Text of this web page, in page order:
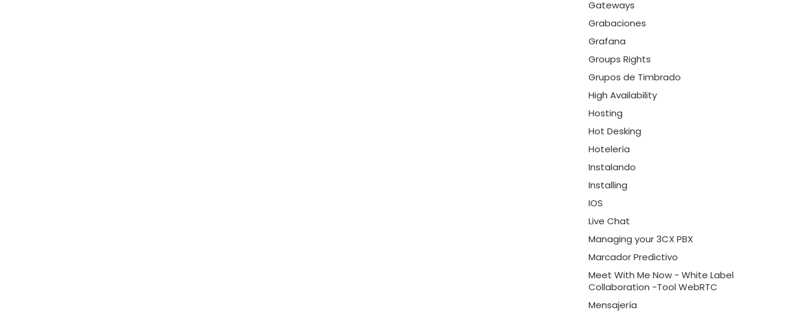
Gateways
Grabaciones
Grafana
Groups Rights
Grupos de Timbrado
High Availability
Hosting
Hot Desking
Hotelería
Instalando
Installing
IOS
Live Chat
Managing your 3CX PBX
Marcador Predictivo
Meet With Me Now - White Label
Collaboration -Tool WebRTC
Mensajería